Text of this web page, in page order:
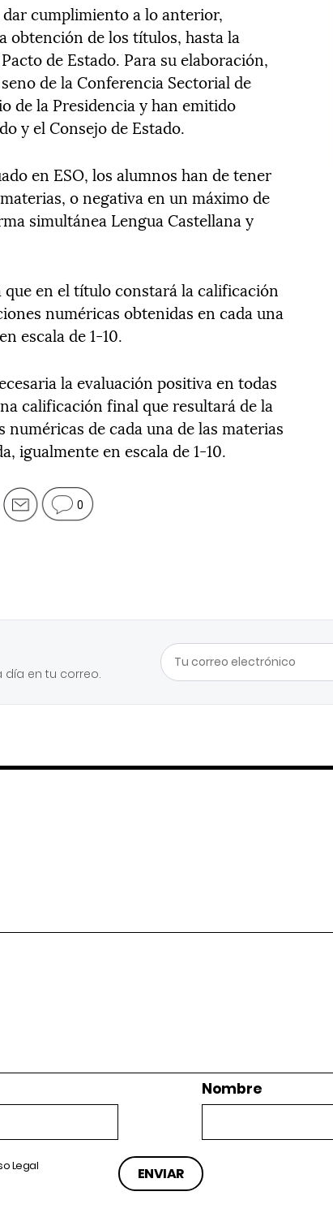
cumplimiento a lo anterior,
obtención de los títulos, hasta la
de Estado. Para su elaboración,
de la Conferencia Sectorial de
de la Presidencia y han emitido
y el Consejo de Estado.
en ESO, los alumnos han de tener
o negativa en un máximo de
simultánea Lengua Castellana y
en el título constará la calificación
numéricas obtenidas en cada una
escala de 1-10.
la evaluación positiva en todas
calificación final que resultará de la
de cada una de las materias
igualmente en escala de 1-10.
0
día en tu correo.
Nombre
Legal